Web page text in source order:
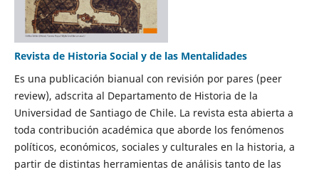
Revista de Historia Social y de las Mentalidades
Es una publicación bianual con revisión por pares (peer
review), adscrita al Departamento de Historia de la
Universidad de Santiago de Chile. La revista esta abierta a
toda contribución académica que aborde los fenómenos
políticos, económicos, sociales y culturales en la historia, a
partir de distintas herramientas de análisis tanto de las